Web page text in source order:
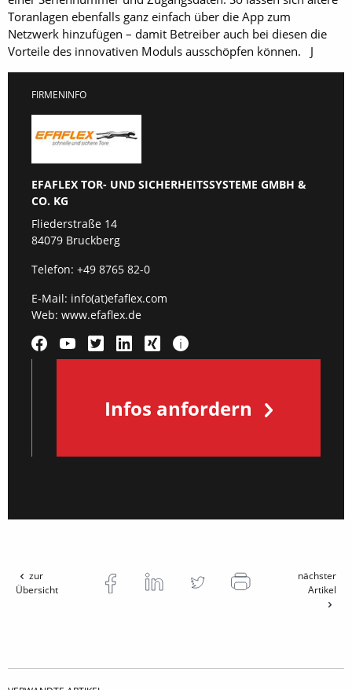
Toranlagen ebenfalls ganz einfach über die App zum
Netzwerk hinzufügen – damit Betreiber auch bei diesen die
Vorteile des innovativen Moduls ausschöpfen können. J
FIRMENINFO
EFAFLEX TOR- UND SICHERHEITSSYSTEME GMBH &
CO. KG
Fliederstraße 14
84079 Bruckberg
Telefon: +49 8765 82-0
E-Mail: info(at)efaflex.com
Web: www.efaflex.de
Infos anfordern
zur
Übersicht
nächster
Artikel